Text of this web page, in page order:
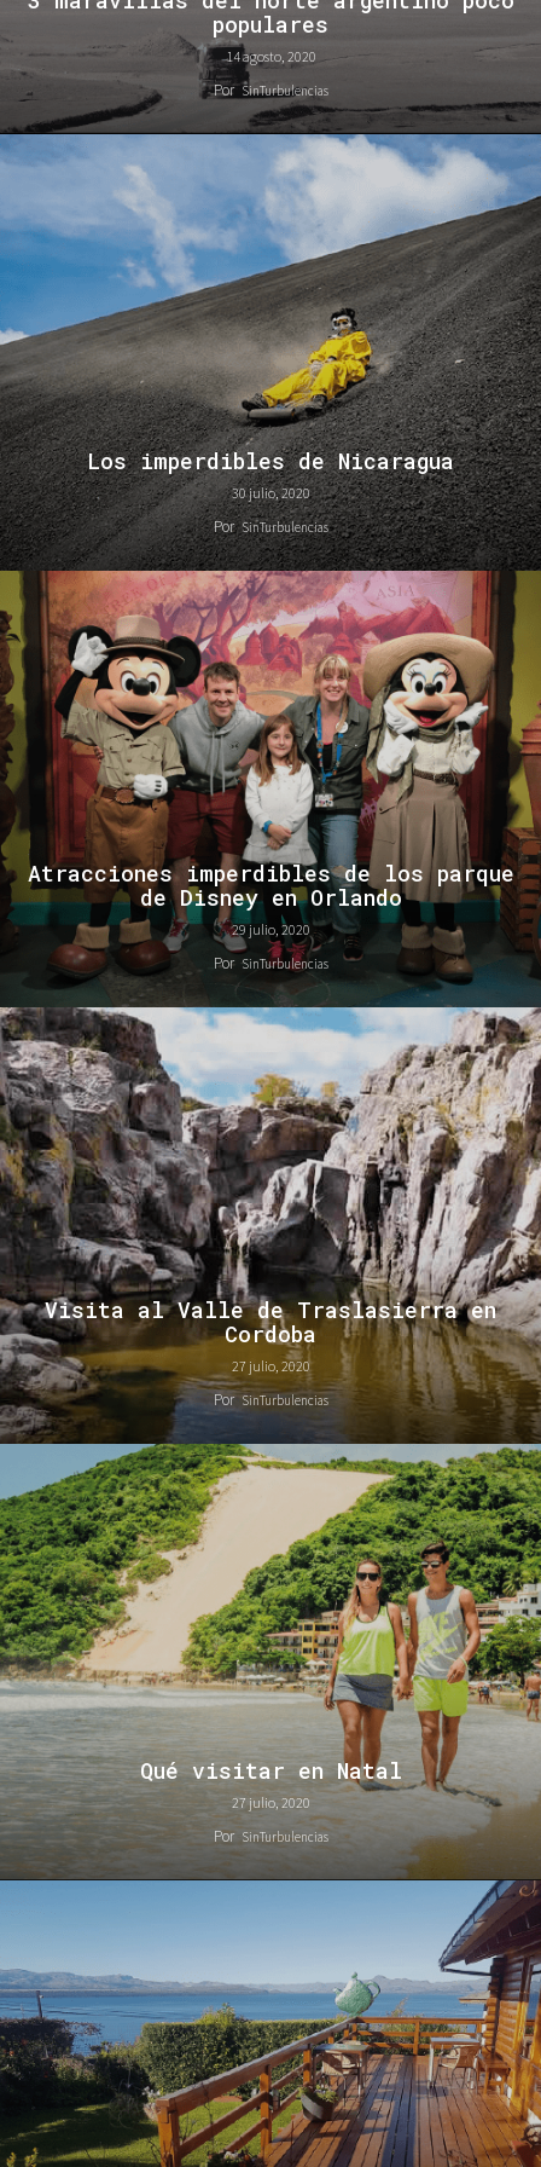
populares
14 agosto, 2020
Por SinTurbulencias
Los imperdibles de Nicaragua
30 julio, 2020
Por SinTurbulencias
Atracciones imperdibles de los parque
de Disney en Orlando
29 julio, 2020
Por SinTurbulencias
Visita al Valle de Traslasierra en
Cordoba
27 julio, 2020
Por SinTurbulencias
Qué visitar en Natal
27 julio, 2020
Por SinTurbulencias